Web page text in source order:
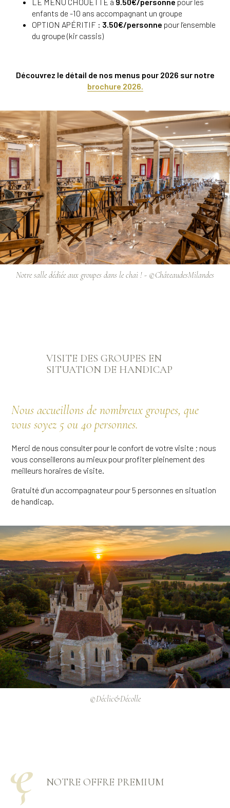
enfants de -10 ans accompagnant un groupe
OPTION APÉRITIF : 3.50€/personne pour l’ensemble
du groupe (kir cassis)
Découvrez le détail de nos menus pour 2026 sur notre
brochure 2026.
Notre salle dédiée aux groupes dans le chai ! - ©ChâteaudesMilandes
VISITE DES GROUPES EN
SITUATION DE HANDICAP
Nous accueillons de nombreux groupes, que
vous soyez 5 ou 40 personnes.
Merci de nous consulter pour le confort de votre visite ; nous
vous conseillerons au mieux pour profiter pleinement des
meilleurs horaires de visite.
Gratuité d’un accompagnateur pour 5 personnes en situation
de handicap.
©Déclic&Décolle
ҿ NOTRE OFFRE PREMIUM